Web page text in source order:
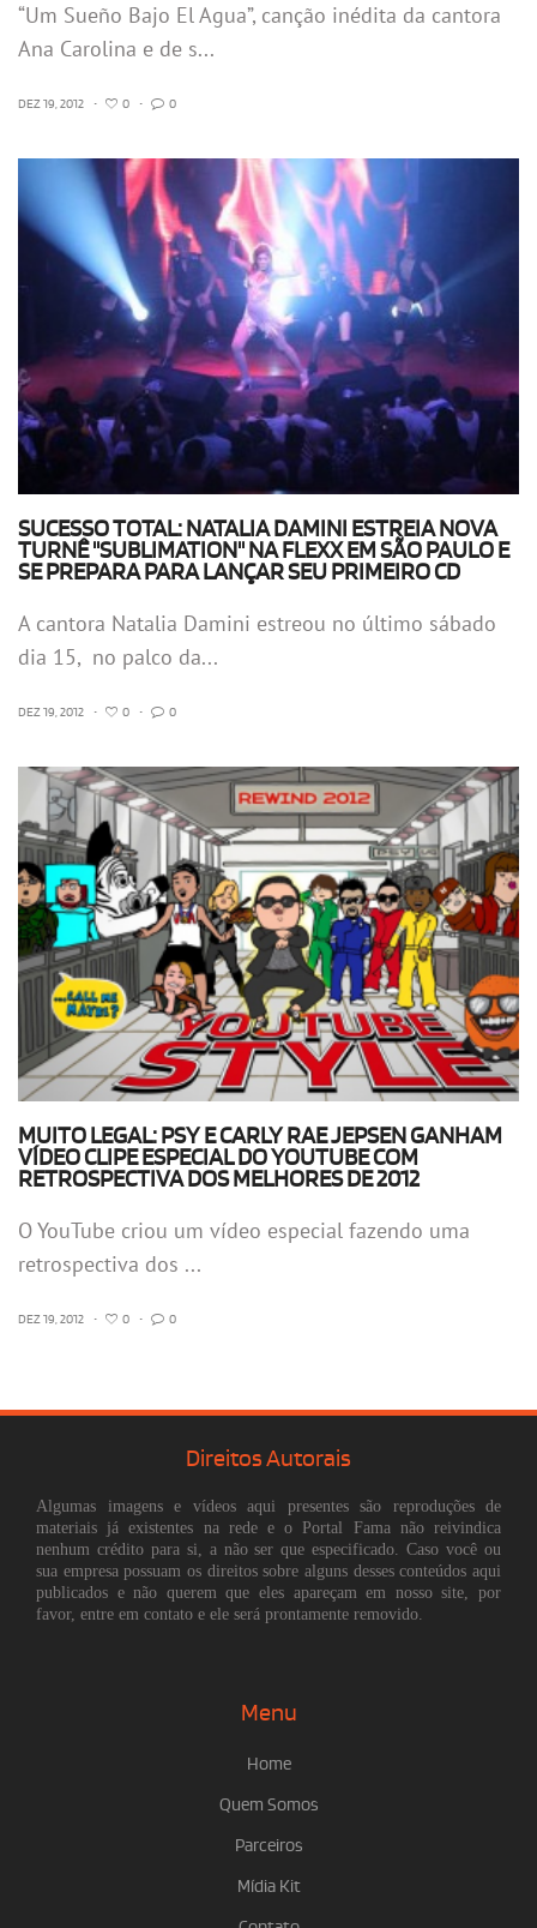
“Um Sueño Bajo El Agua”, canção inédita da cantora
Ana Carolina e de s...
DEZ 19, 2012 • 0 • 0
SUCESSO TOTAL: NATALIA DAMINI ESTREIA NOVA
TURNÊ "SUBLIMATION" NA FLEXX EM SÃO PAULO E
SE PREPARA PARA LANÇAR SEU PRIMEIRO CD
A cantora Natalia Damini estreou no último sábado
dia 15, no palco da...
DEZ 19, 2012 • 0 • 0
MUITO LEGAL: PSY E CARLY RAE JEPSEN GANHAM
VÍDEO CLIPE ESPECIAL DO YOUTUBE COM
RETROSPECTIVA DOS MELHORES DE 2012
O YouTube criou um vídeo especial fazendo uma
retrospectiva dos ...
DEZ 19, 2012 • 0 • 0
Direitos Autorais
Algumas imagens e vídeos aqui presentes são reproduções de
materiais já existentes na rede e o Portal Fama não reivindica
nenhum crédito para si, a não ser que especificado. Caso você ou
sua empresa possuam os direitos sobre alguns desses conteúdos aqui
publicados e não querem que eles apareçam em nosso site, por
favor, entre em contato e ele será prontamente removido.
Menu
Home
Quem Somos
Parceiros
Mídia Kit